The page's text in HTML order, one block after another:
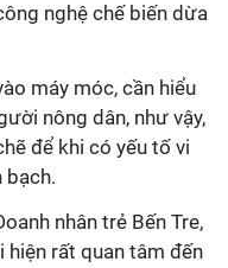
nghệ chế biến dừa
máy móc, cần hiểu
nông dân, như vậy,
để khi có yếu tố vi
bạch.
nhân trẻ Bến Tre,
hiện rất quan tâm đến